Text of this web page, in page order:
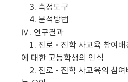
3. 측정도구
4. 분석방법
Ⅳ. 연구결과
1. 진로·진학 사교육 참여배
에 대한 고등학생의 인식
2. 진로·진학 사교육의 참여